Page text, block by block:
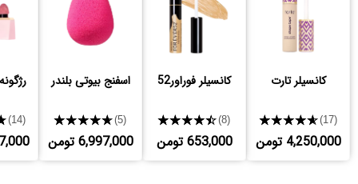
کانسیلر تارت
★★★★★(17)
4,250,000 تومن
کانسیلر فوراور52
★★★★★(8)
653,000 تومن
اسفنج بیوتی بلندر
★★★★★(5)
6,997,000 تومن
(14)